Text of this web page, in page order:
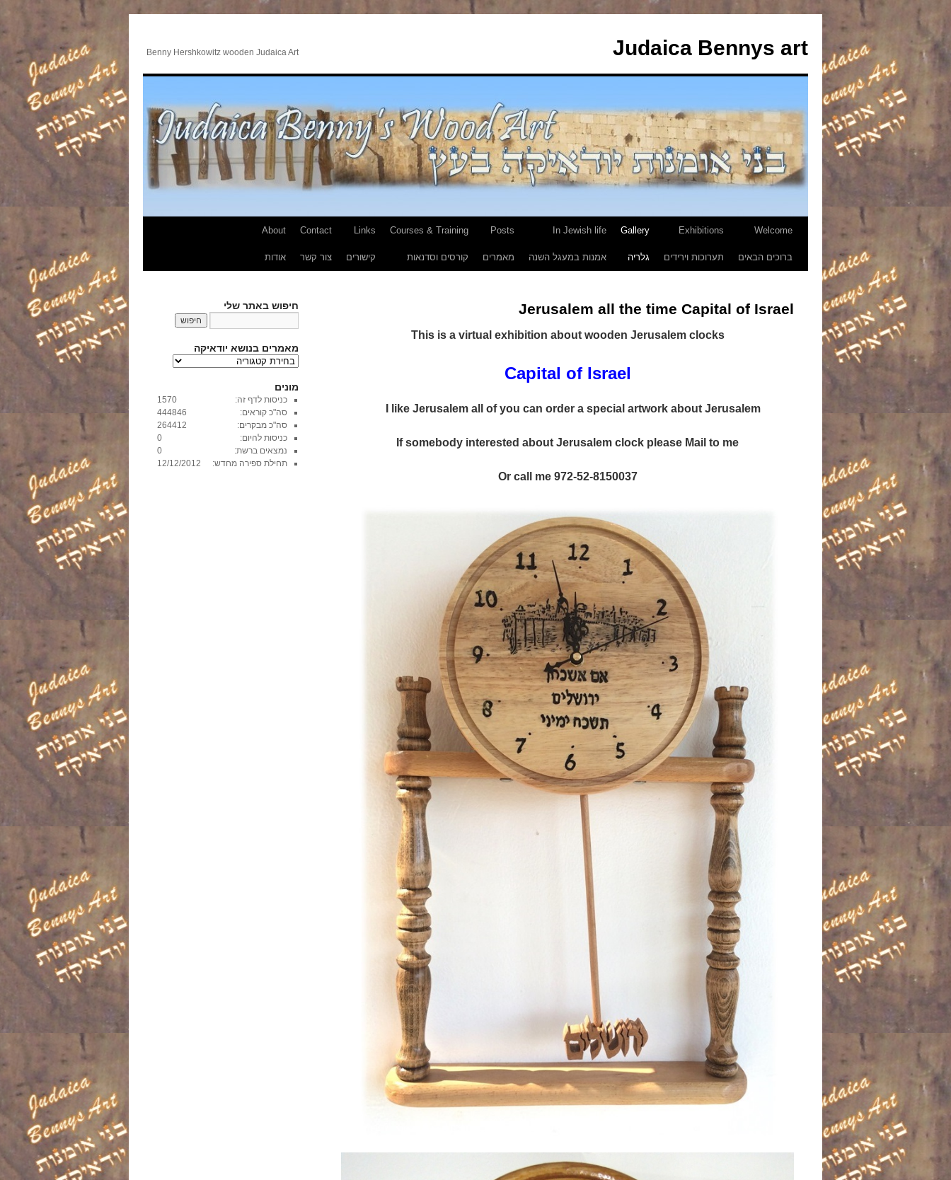
Judaica Bennys art
Benny Hershkowitz wooden Judaica Art
לדלג
לתוכן
Welcome
ברוכים הבאים
Exhibitions
תערוכות וירידים
Gallery
גלריה
In Jewish life
אמנות במעגל השנה
Posts
מאמרים
Courses & Training
קורסים וסדנאות
Links
קישורים
Contact
צור קשר
About
אודות
Jerusalem all the time Capital of Israel
This is a virtual exhibition about wooden Jerusalem clocks
Capital of Israel
I like Jerusalem all of you can order a special artwork about Jerusalem
If somebody interested about Jerusalem clock please Mail to me
Or call me 972-52-8150037
חיפוש באתר שלי
מאמרים בנושא יודאיקה
מ
מ
ר
י
ם
ב
נ
ו
מונים
1570
כניסות לדף זה:
444846
סה"כ קוראים:
264412
סה"כ מבקרים:
0
כניסות להיום:
0
נמצאים ברשת:
12/12/2012
תחילת ספירה מחדש: